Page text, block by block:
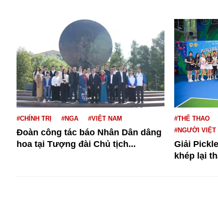
Dòng chảy phương Bắc 1
Dải Gaza
Fansipan
F0
FLC
F-16
Gương sáng
#CHÍNH TRỊ #NGA #VIỆT NAM
Đoàn công tác báo Nhân Dân dâng
hoa tại Tượng đài Chủ tịch...
#THỂ THAO
#NGƯỜI VIỆT
Giải
khép lại